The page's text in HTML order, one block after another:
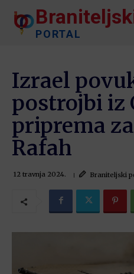
PORTAL
Izrael
postrojbi iz
priprema
Rafah
12 travnja 2024. Braniteljski